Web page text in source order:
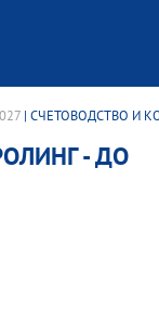
| СЧЕТОВОДСТВО И
- ДО